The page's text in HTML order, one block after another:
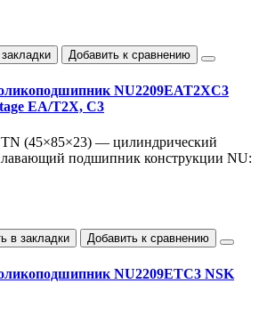
Добавить к сравнению
NU2209EAT2XC3
EA/T2X, C3
(45×85×23) — цилиндрический
подшипник конструкции NU:
в закладки Добавить к сравнению
NU2209ETC3 NSK